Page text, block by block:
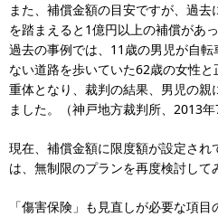
また、補償金額の目安ですが、過
を踏まえると1億円以上の補償があ
過去の事例では、11歳の男児が自
ない道路を歩いていた62歳の女性
重体となり、裁判の結果、男児の
ました。（神戸地方裁判所、2013年
現在、補償金額に限度額が設定さ
は、無制限のプランを再度検討して
「傷害保険」も見直しが必要な項